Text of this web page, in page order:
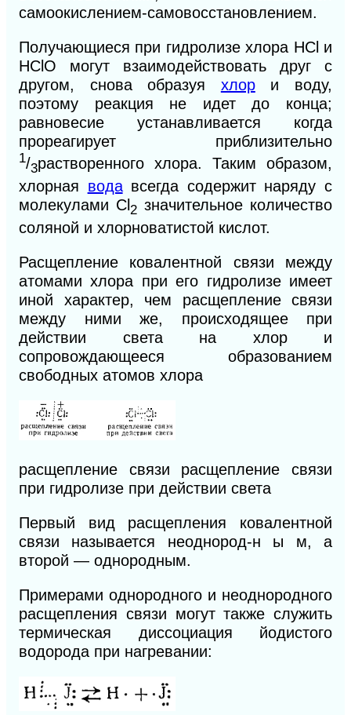
самоокислением-самовосстановлением.
Получающиеся при гидролизе хлора НСl и
НСlO могут взаимодействовать друг с
другом, снова образуя хлори воду,
поэтому реакция не идет до конца;
равновесие устанавливается когда
прореагирует приблизительно
1/3растворенного хлора. Таким образом,
хлорная водавсегда содержит наряду с
молекулами Сl 2 значительное количество
соляной и хлорноватистой кислот.
Расщепление ковалентной связи между
атомами хлора при его гидролизе имеет
иной характер, чем расщепление связи
между ними же, происходящее при
действии света на хлор и
сопровождающееся образованием
свободных атомов хлора
расщепление связи расщепление связи
при гидролизе при действии света
Первый вид расщепления ковалентной
связи называется неоднород-н ы м, а
второй — однородным.
Примерами однородного и неоднородного
расщепления связи могут также служить
термическая диссоциация йодистого
водорода при нагревании: